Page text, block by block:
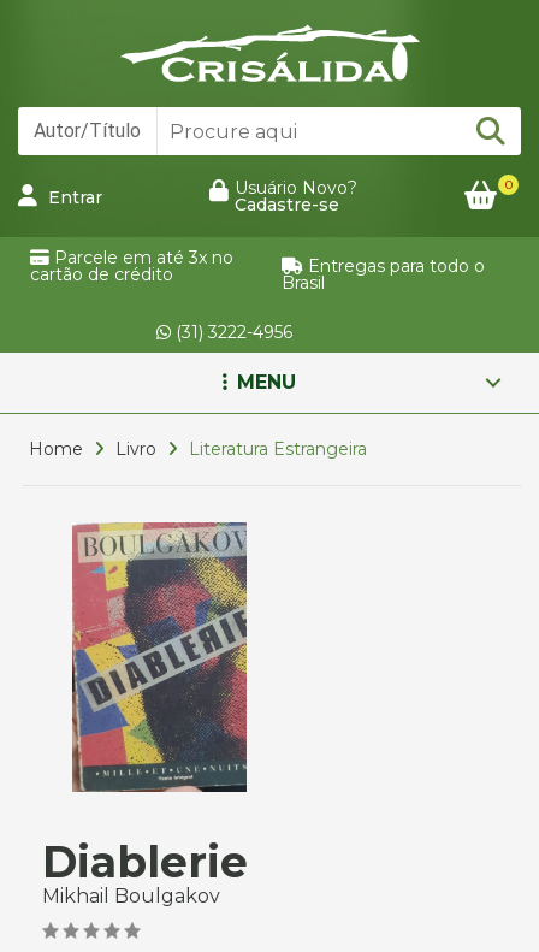
Entrar Usuário Novo?
Cadastre-se
0
Parcele em até 3x no
cartão de crédito Entregas para todo o
Brasil
(31) 3222-4956
MENU
Home Livro Literatura Estrangeira
Diablerie
Mikhail Boulgakov